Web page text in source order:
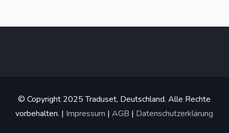
© Copyright 2025 Traduset, Deutschland. Alle Rechte
vorbehalten. | Impressum |AGB | Datenschutzerklärung